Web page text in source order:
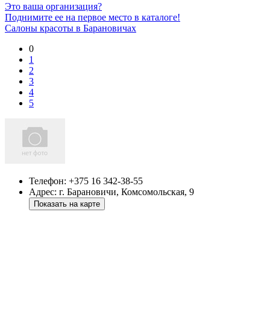
Это ваша организация?
Поднимите ее на первое место в каталоге!
Салоны красоты в Барановичах
0
1
2
3
4
5
Телефон: +375 16 342-38-55
Адрес: г. Барановичи, Комсомольская, 9